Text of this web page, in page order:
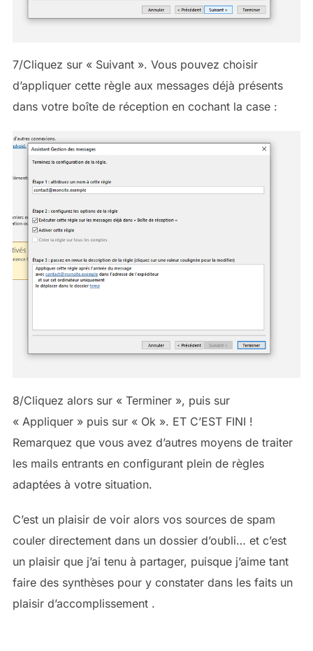
7/Cliquez sur « Suivant ». Vous pouvez choisir
d’appliquer cette règle aux messages déjà présents
dans votre boîte de réception en cochant la case :
8/Cliquez alors sur « Terminer », puis sur
« Appliquer » puis sur « Ok ». ET C’EST FINI !
Remarquez que vous avez d’autres moyens de traiter
les mails entrants en configurant plein de règles
adaptées à votre situation.
C’est un plaisir de voir alors vos sources de spam
couler directement dans un dossier d’oubli… et c’est
un plaisir que j’ai tenu à partager, puisque j’aime tant
faire des synthèses pour y constater dans les faits un
plaisir d’accomplissement .